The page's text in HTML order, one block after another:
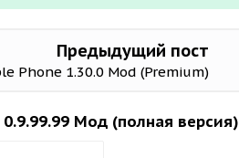
Предыдущий пост
Phone 1.30.0 Mod (Premium)
Мод (полная версия)